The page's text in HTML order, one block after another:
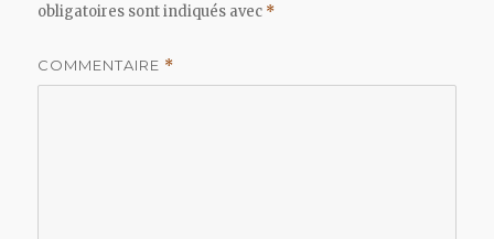
obligatoires sont indiqués avec *
COMMENTAIRE *